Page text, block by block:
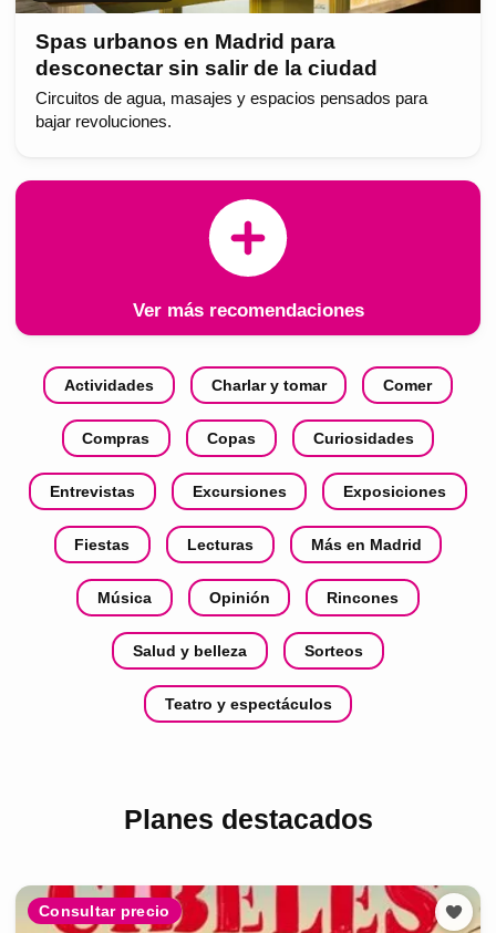
Spas urbanos en Madrid para
desconectar sin salir de la ciudad
Circuitos de agua, masajes y espacios pensados para
bajar revoluciones.
Ver más recomendaciones
Actividades Charlar y tomar Comer
Compras Copas Curiosidades
Entrevistas Excursiones Exposiciones
Fiestas Lecturas Más en Madrid
Música Opinión Rincones
Salud y belleza Sorteos
Teatro y espectáculos
Planes destacados
Consultar precio